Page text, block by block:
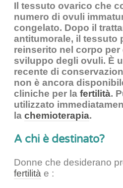
Il tessuto ovarico che
numero di ovuli
congelato. Dopo il
antitumorale, il tessuto
reinserito nel corpo
sviluppo degli ovuli. È
recente di
non è ancora
cliniche per la fertilità.
utilizzato
la chemioterapia.
A chi è destinato?
Donne che desiderano
fertilità e :